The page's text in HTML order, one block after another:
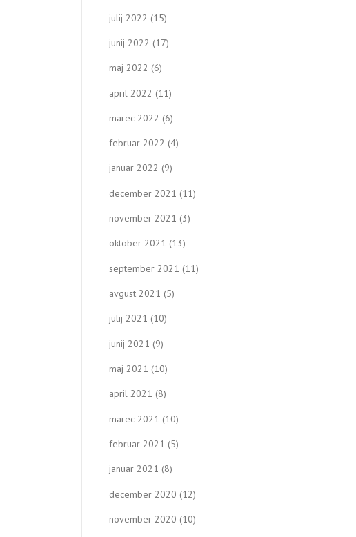
julij 2022 (15)
junij 2022 (17)
maj 2022 (6)
april 2022 (11)
marec 2022 (6)
februar 2022 (4)
januar 2022 (9)
december 2021 (11)
november 2021 (3)
oktober 2021 (13)
september 2021 (11)
avgust 2021 (5)
julij 2021 (10)
junij 2021 (9)
maj 2021 (10)
april 2021 (8)
marec 2021 (10)
februar 2021 (5)
januar 2021 (8)
december 2020 (12)
november 2020 (10)